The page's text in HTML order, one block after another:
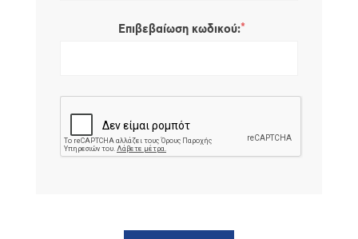
Επιβεβαίωση κωδικού:*